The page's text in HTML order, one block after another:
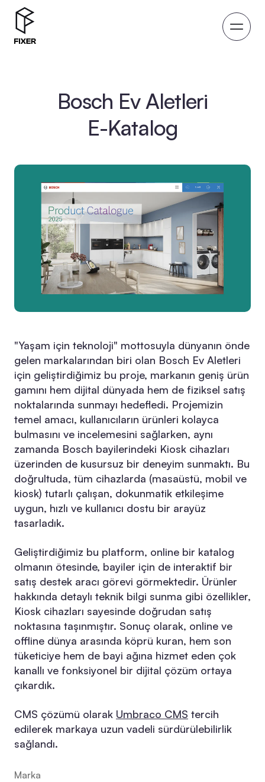
Bosch Ev Aletleri
E-Katalog
"Yaşam için teknoloji" mottosuyla dünyanın önde
gelen markalarından biri olan Bosch Ev Aletleri
için geliştirdiğimiz bu proje, markanın geniş ürün
gamını hem dijital dünyada hem de fiziksel satış
noktalarında sunmayı hedefledi. Projemizin
temel amacı, kullanıcıların ürünleri kolayca
bulmasını ve incelemesini sağlarken, aynı
zamanda Bosch bayilerindeki Kiosk cihazları
üzerinden de kusursuz bir deneyim sunmaktı. Bu
doğrultuda, tüm cihazlarda (masaüstü, mobil ve
kiosk) tutarlı çalışan, dokunmatik etkileşime
uygun, hızlı ve kullanıcı dostu bir arayüz
tasarladık.
Geliştirdiğimiz bu platform, online bir katalog
olmanın ötesinde, bayiler için de interaktif bir
satış destek aracı görevi görmektedir. Ürünler
hakkında detaylı teknik bilgi sunma gibi özellikler,
Kiosk cihazları sayesinde doğrudan satış
noktasına taşınmıştır. Sonuç olarak, online ve
offline dünya arasında köprü kuran, hem son
tüketiciye hem de bayi ağına hizmet eden çok
kanallı ve fonksiyonel bir dijital çözüm ortaya
çıkardık.
CMS çözümü olarak Umbraco CMS tercih
edilerek markaya uzun vadeli sürdürülebilirlik
sağlandı.
Marka